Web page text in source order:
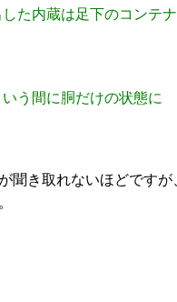
た内蔵は足下のコンテ
う間に胴だけの状態に
聞き取れないほどです